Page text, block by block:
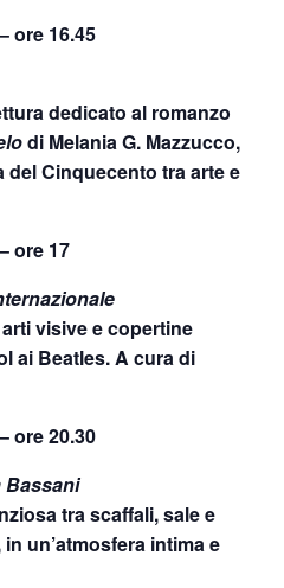
ore 16.45
dedicato al romanzo
di Melania G. Mazzucco,
del Cinquecento tra arte e
ore 17
visive e copertine
ai Beatles. A cura di
ore 20.30
Bassani
tra scaffali, sale e
un’atmosfera intima e